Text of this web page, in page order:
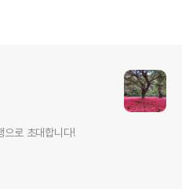
으로 초대합니다!